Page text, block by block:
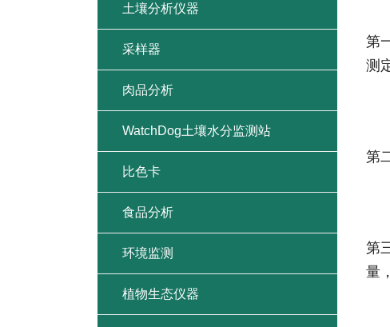
第
测
第
第
量
土壤分析仪器
采样器
肉品分析
WatchDog土壤水分监测站
比色卡
食品分析
环境监测
植物生态仪器